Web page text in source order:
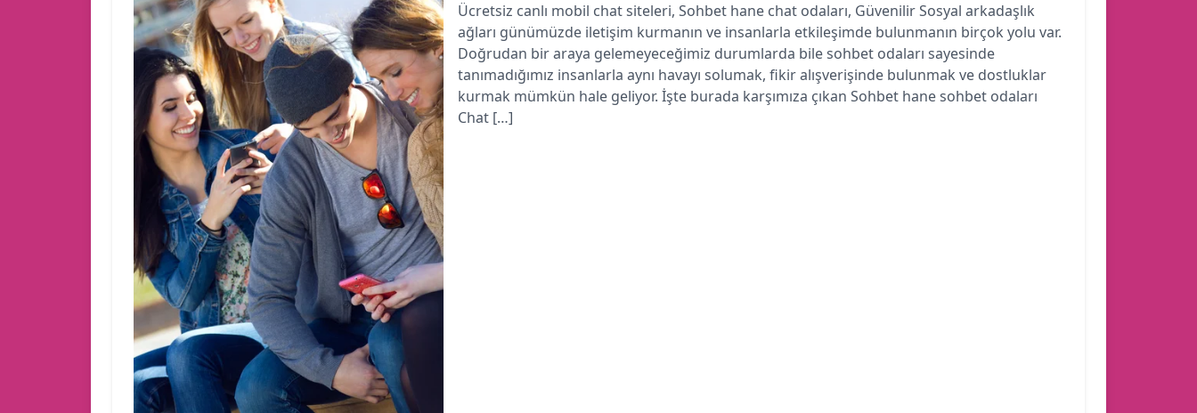
Ücretsiz canlı mobil chat siteleri, Sohbet hane chat odaları, Güvenilir Sosyal arkadaşlık
ağları günümüzde iletişim kurmanın ve insanlarla etkileşimde bulunmanın birçok yolu var.
Doğrudan bir araya gelemeyeceğimiz durumlarda bile sohbet odaları sayesinde
tanımadığımız insanlarla aynı havayı solumak, fikir alışverişinde bulunmak ve dostluklar
kurmak mümkün hale geliyor. İşte burada karşımıza çıkan Sohbet hane sohbet odaları
Chat […]